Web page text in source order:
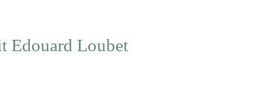
Edouard Loubet